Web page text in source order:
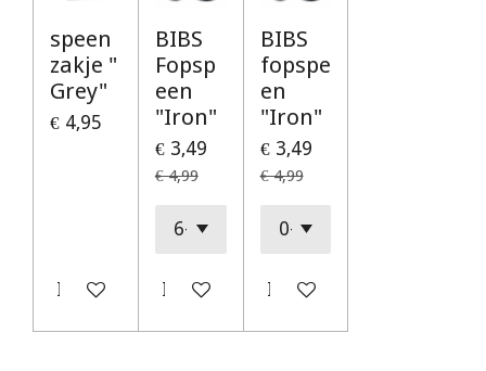
speen
zakje "
Grey"
€ 4,95
In winkelwagen
BIBS
Fopsp
een
"Iron"
€ 3,49
€ 4,99
In winkelwagen
BIBS
fopspe
en
"Iron"
€ 3,49
€ 4,99
In winkelwagen